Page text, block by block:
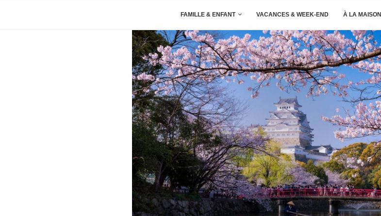
FAMILLE & ENFANT VACANCES & WEEK-END À LA MAISON